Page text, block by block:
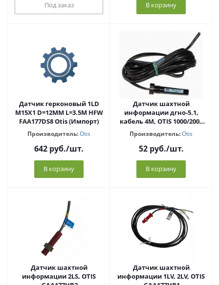
Под заказ В корзину
Датчик герконовый 1LD
M15X1 D=12MM L=3.5M HFW
FAA177DS8 Otis (Импорт)
Производитель:Otis
642 руб./шт.
В корзину
Датчик шахтной
информации дгно-5.1,
кабель 4М, OTIS 1000/2000
Производитель:Otis
52руб./шт.
В корзину
Датчик шахтной
информации 2LS, OTIS
Датчик шахтной
информации 1LV, 2LV, OTIS